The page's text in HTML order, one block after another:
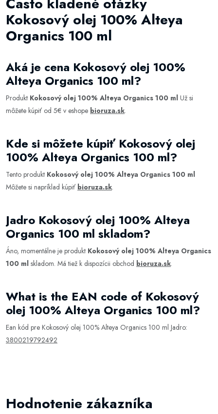
Kokosový olej 100% Alteya
Organics 100 ml
Aká je cena Kokosový olej 100%
Alteya Organics 100 ml?
Produkt Kokosový olej 100% Alteya Organics 100 ml Už si
môžete kúpiť od 5€ v eshope bioruza.sk.
Kde si môžete kúpiť Kokosový olej
100% Alteya Organics 100 ml?
Tento produkt Kokosový olej 100% Alteya Organics 100 ml
Môžete si napríklad kúpiť bioruza.sk.
Jadro Kokosový olej 100% Alteya
Organics 100 ml skladom?
Áno, momentálne je produkt Kokosový olej 100% Alteya Organics
100 ml skladom. Má tiež k dispozícii obchod bioruza.sk.
What is the EAN code of Kokosový
olej 100% Alteya Organics 100 ml?
Ean kód pre Kokosový olej 100% Alteya Organics 100 ml Jadro:
3800219792492
Hodnotenie zákazníka